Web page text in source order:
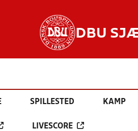
DBU
SPILLESTED KAMP
LIVESCORE